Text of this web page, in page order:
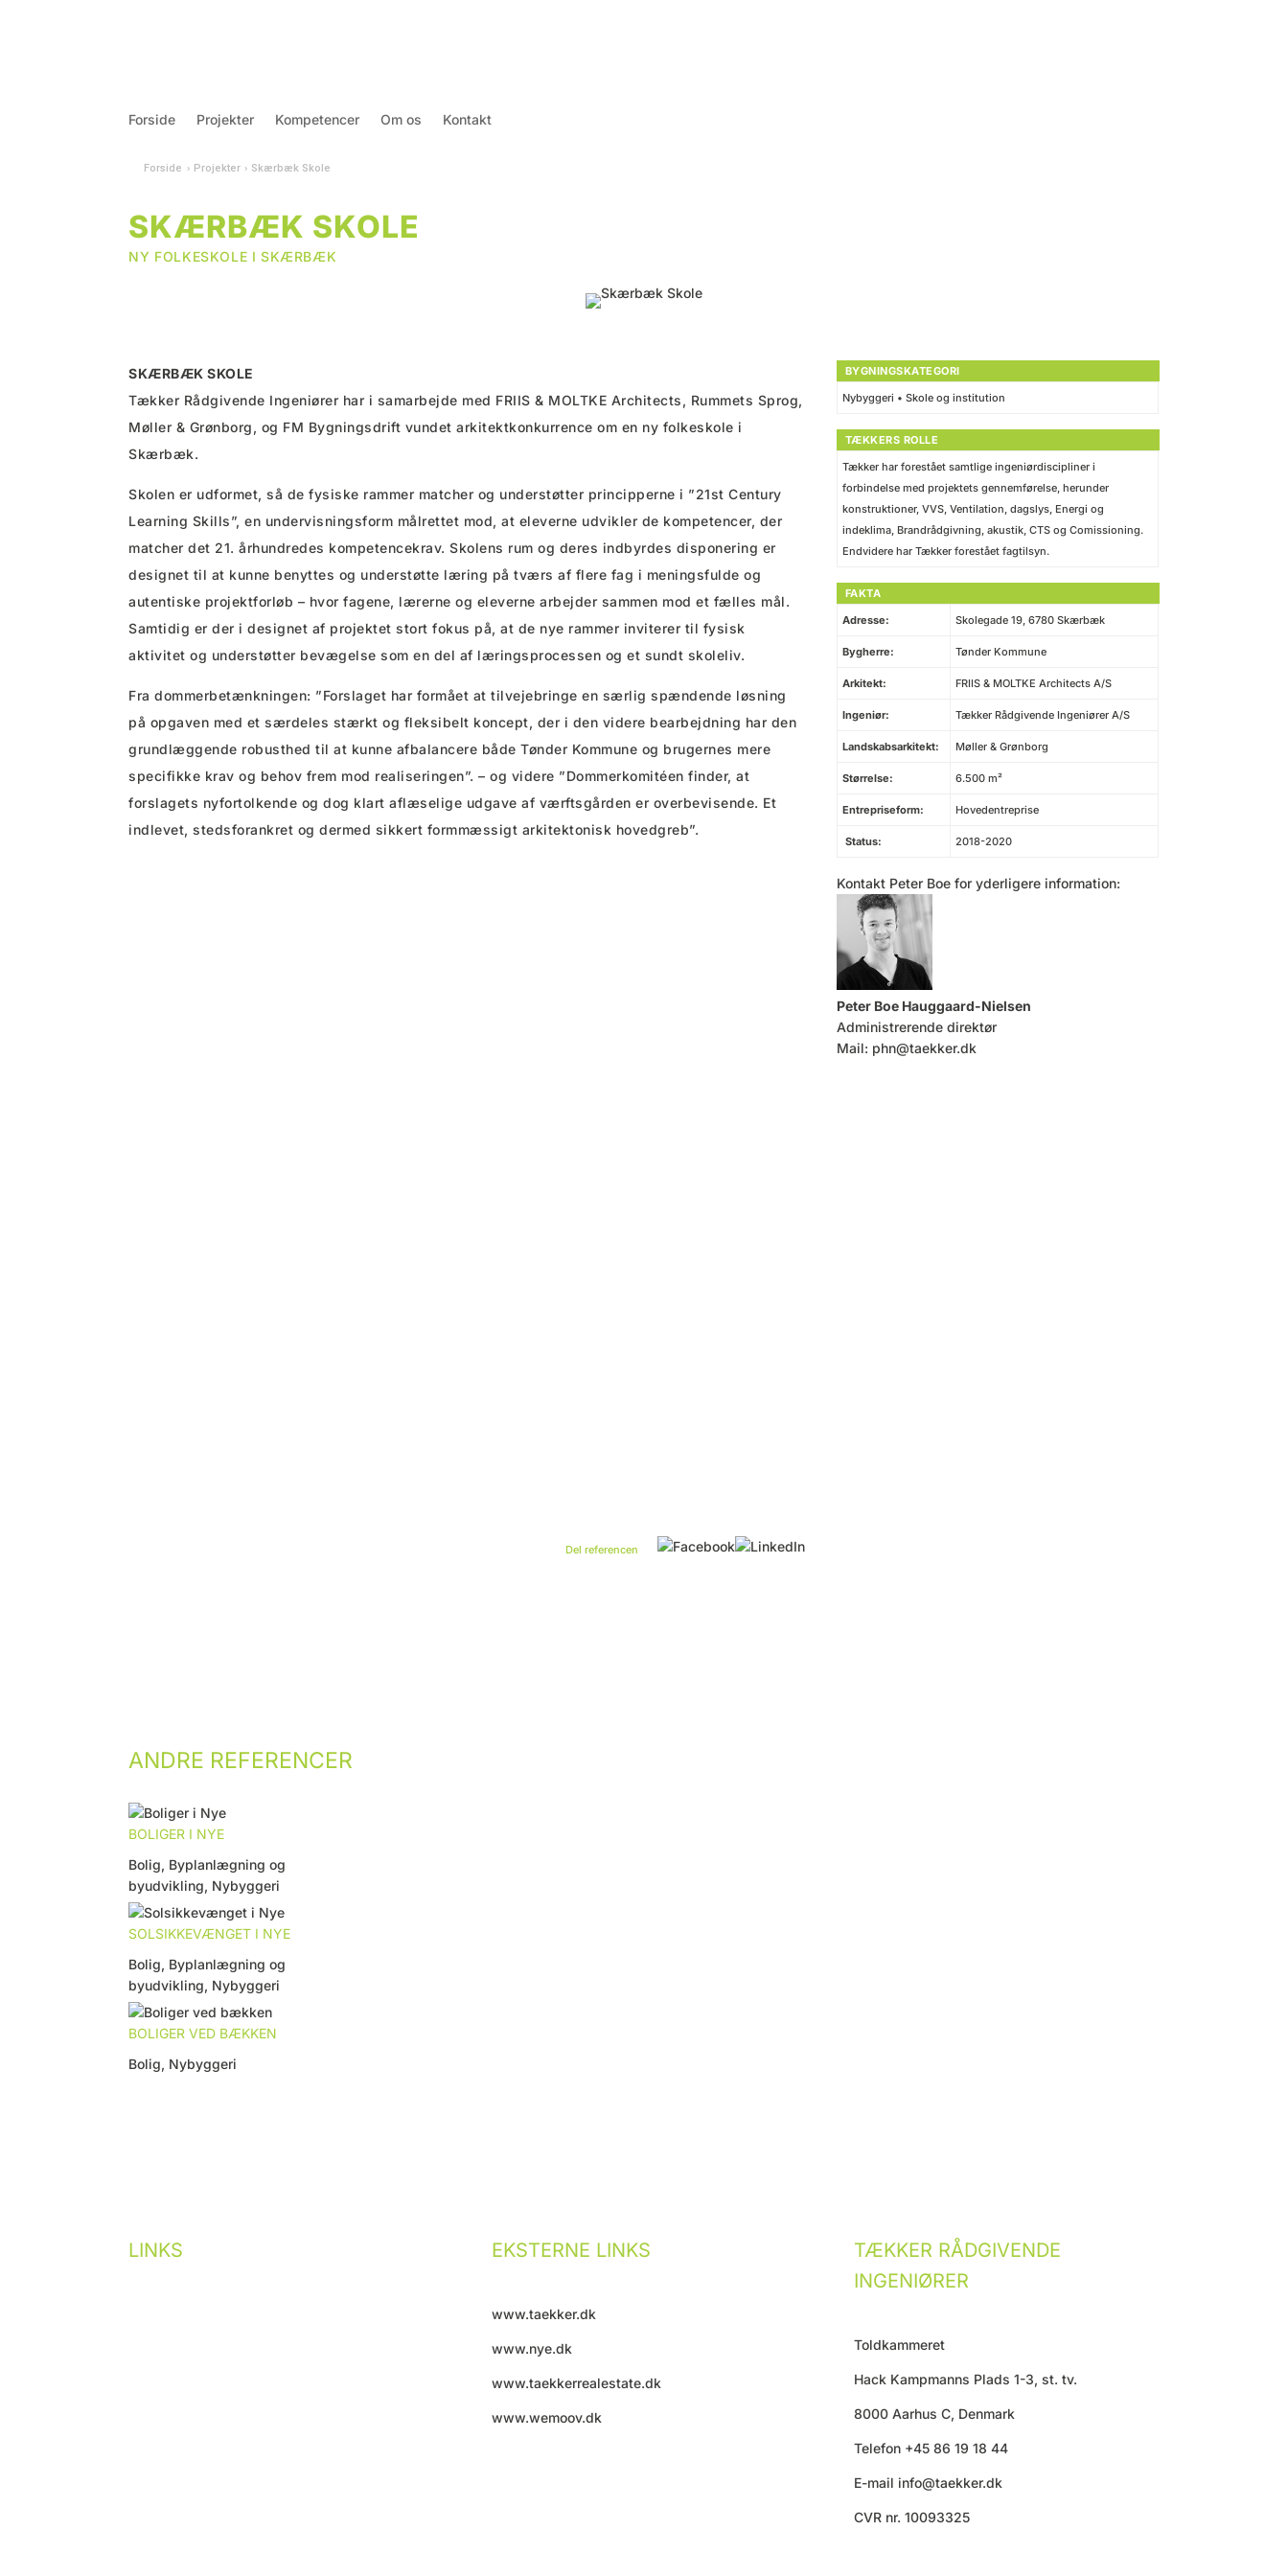
Forside Projekter Kompetencer Om os Kontakt
Forside › Projekter › Skærbæk Skole
SKÆRBÆK SKOLE
NY FOLKESKOLE I SKÆRBÆK
SKÆRBÆK SKOLE
Tækker Rådgivende Ingeniører har i samarbejde med FRIIS & MOLTKE Architects, Rummets Sprog,
Møller & Grønborg, og FM Bygningsdrift vundet arkitektkonkurrence om en ny folkeskole i
Skærbæk.
Skolen er udformet, så de fysiske rammer matcher og understøtter principperne i ”21st Century
Learning Skills”, en undervisningsform målrettet mod, at eleverne udvikler de kompetencer, der
matcher det 21. århundredes kompetencekrav. Skolens rum og deres indbyrdes disponering er
designet til at kunne benyttes og understøtte læring på tværs af flere fag i meningsfulde og
autentiske projektforløb – hvor fagene, lærerne og eleverne arbejder sammen mod et fælles mål.
Samtidig er der i designet af projektet stort fokus på, at de nye rammer inviterer til fysisk
aktivitet og understøtter bevægelse som en del af læringsprocessen og et sundt skoleliv.
Fra dommerbetænkningen: ”Forslaget har formået at tilvejebringe en særlig spændende løsning
på opgaven med et særdeles stærkt og fleksibelt koncept, der i den videre bearbejdning har den
grundlæggende robusthed til at kunne afbalancere både Tønder Kommune og brugernes mere
specifikke krav og behov frem mod realiseringen”. – og videre ”Dommerkomitéen finder, at
forslagets nyfortolkende og dog klart aflæselige udgave af værftsgården er overbevisende. Et
indlevet, stedsforankret og dermed sikkert formmæssigt arkitektonisk hovedgreb”.
BYGNINGSKATEGORI
Nybyggeri • Skole og institution
TÆKKERS ROLLE
Tækker har forestået samtlige ingeniørdiscipliner i
forbindelse med projektets gennemførelse, herunder
konstruktioner, VVS, Ventilation, dagslys, Energi og
indeklima, Brandrådgivning, akustik, CTS og Comissioning.
Endvidere har Tækker forestået fagtilsyn.
FAKTA
Adresse:
Skolegade 19, 6780 Skærbæk
Bygherre: Tønder Kommune
Arkitekt: FRIIS & MOLTKE Architects A/S
Ingeniør: Tækker Rådgivende Ingeniører A/S
Landskabsarkitekt: Møller & Grønborg
Størrelse: 6.500 m²
Entrepriseform: Hovedentreprise
Status: 2018-2020
Kontakt Peter Boe for yderligere information:
Peter Boe Hauggaard-Nielsen
Administrerende direktør
Mail: phn@taekker.dk
ANDRE REFERENCER
BOLIGER I NYE
Bolig, Byplanlægning og
byudvikling, Nybyggeri
SOLSIKKEVÆNGET I NYE
Bolig, Byplanlægning og
byudvikling, Nybyggeri
BOLIGER VED BÆKKEN
Bolig, Nybyggeri
LINKS EKSTERNE LINKS
www.taekker.dk
www.nye.dk
www.taekkerrealestate.dk
www.wemoov.dk
TÆKKER RÅDGIVENDE
INGENIØRER
Toldkammeret
Hack Kampmanns Plads 1-3, st. tv.
8000 Aarhus C, Denmark
Telefon +45 86 19 18 44
E-mail info@taekker.dk
CVR nr. 10093325